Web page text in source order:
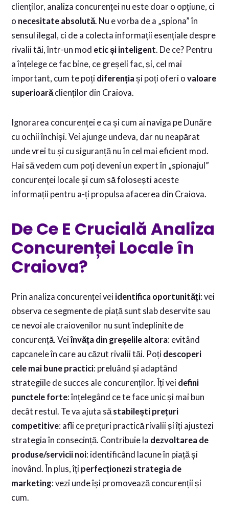
clienților, analiza concurenței nu este doar o opțiune, ci
o necesitate absolută. Nu e vorba de a „spiona” în
sensul ilegal, ci de a colecta informații esențiale despre
rivalii tăi, într-un mod etic și inteligent. De ce? Pentru
a înțelege ce fac bine, ce greșeli fac, și, cel mai
important, cum te poți diferențiași poți oferi ovaloare
superioarăclienților din Craiova.
Ignorarea concurenței e ca și cum ai naviga pe Dunăre
cu ochii închiși. Vei ajunge undeva, dar nu neapărat
unde vrei tu și cu siguranță nu în cel mai eficient mod.
Hai să vedem cum poți deveni un expert în „spionajul”
concurenței locale și cum să folosești aceste
informații pentru a-ți propulsa afacerea din Craiova.
De Ce E Crucială Analiza
Concurenței Locale în
Craiova?
Prin analiza concurenței vei identifica oportunități: vei
observa ce segmente de piață sunt slab deservite sau
ce nevoi ale craiovenilor nu sunt îndeplinite de
concurență. Veiînvăța din greșelile altora: evitând
capcanele în care au căzut rivalii tăi. Poți descoperi
cele mai bune practici: preluând și adaptând
strategiile de succes ale concurenților. Îți vei defini
punctele forte: înțelegând ce te face unic și mai bun
decât restul. Te va ajuta săstabilești prețuri
competitive: afli ce prețuri practică rivalii și îți ajustezi
strategia în consecință. Contribuie la dezvoltarea de
produse/servicii noi: identificând lacune în piață și
inovând. În plus, îți perfecționezi strategia de
marketing: vezi unde își promovează concurenții și
cum.